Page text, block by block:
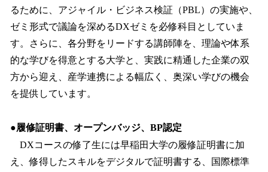
るために、アジャイル・ビジネス検証（PBL）の実施や、
ゼミ形式で議論を深めるDXゼミを必修科目としていま
す。さらに、各分野をリードする講師陣を、理論や体系
的な学びを得意とする大学と、実践に精通した企業の双
方から迎え、産学連携による幅広く、奥深い学びの機会
を提供しています。
●履修証明書、オープンバッジ、BP認定
DXコースの修了生には早稲田大学の履修証明書に加
え、修得したスキルをデジタルで証明書する、国際標準